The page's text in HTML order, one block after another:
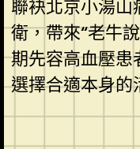
聯袂北京小湯山
衛，帶來“老牛
期先容高血壓
選擇合適本身的